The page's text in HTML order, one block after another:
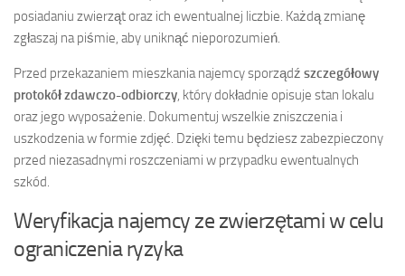
posiadaniu zwierząt oraz ich ewentualnej liczbie. Każdą zmianę
zgłaszaj na piśmie, aby uniknąć nieporozumień.
Przed przekazaniem mieszkania najemcy sporządź szczegółowy
protokół zdawczo-odbiorczy , który dokładnie opisuje stan lokalu
oraz jego wyposażenie. Dokumentuj wszelkie zniszczenia i
uszkodzenia w formie zdjęć. Dzięki temu będziesz zabezpieczony
przed niezasadnymi roszczeniami w przypadku ewentualnych
szkód.
Weryfikacja najemcy ze zwierzętami w celu
ograniczenia ryzyka